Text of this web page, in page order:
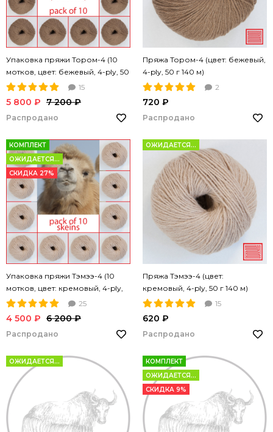
Упаковка пряжи Тором-4 (10
мотков, цвет: бежевый, 4-ply, 50
г 140 м)
15
5 800 ₽ 7 200 ₽
Распродано
Пряжа Тором-4 (цвет: бежевый,
4-ply, 50 г 140 м)
2
720 ₽
Распродано
КОМПЛЕКТ
ОЖИДАЕТСЯ...
СКИДКА 27%
Упаковка пряжи Тэмээ-4 (10
мотков, цвет: кремовый, 4-ply,
50 г 140 м)
25
4 500 ₽ 6 200 ₽
Распродано
ОЖИДАЕТСЯ...
Пряжа Тэмээ-4 (цвет:
кремовый, 4-ply, 50 г 140 м)
15
620 ₽
Распродано
ОЖИДАЕТСЯ...
КОМПЛЕКТ
ОЖИДАЕТСЯ...
СКИДКА 9%